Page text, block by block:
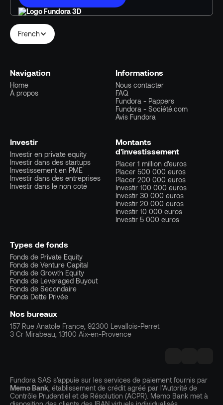
French
Navigation
Home
À propos
Informations
Nous contacter
FAQ
Fundora - Pappers
Fundora - Société.com
Avis Fundora
Investir
Investir en private equity
Investir dans des startups
Investissement en PME
Investir dans des entreprises
Investir dans le non coté
Montants
d'investissement
Placer 1 million d'euros
Placer 500 000 euros
Placer 200 000 euros
Investir 100 000 euros
Investir 30 000 euros
Investir 20 000 euros
Investir 10 000 euros
Investir 5 000 euros
Types de fonds
Fonds de Private Equity
Fonds de Venture Capital
Fonds de Growth Equity
Fonds de Leveraged Buyout
Fonds de Secondaire
Fonds Dette Privée
Nos bureaux
157 Rue Anatole France, 92300 Levallois-Perret
3 Cr Mirabeau, 13100 Aix-en-Provence
Fundora SAS s’appuie sur les services de paiement fournis par
Memo Bank , établissement de crédit agréé par l’Autorité de
Contrôle Prudentiel et de Résolution (ACPR). Memo Bank met à